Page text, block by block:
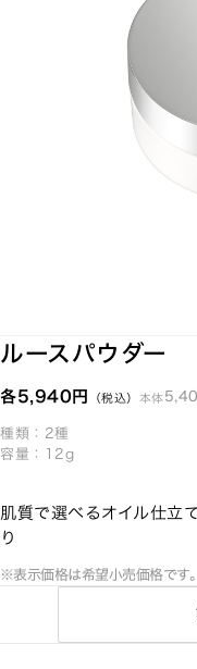
ルースパウダー
各5,940円 （税込） 本体
種類：2種
容量：12g
肌質で選べるオイル仕立
り
※表示価格は希望小売価格です。